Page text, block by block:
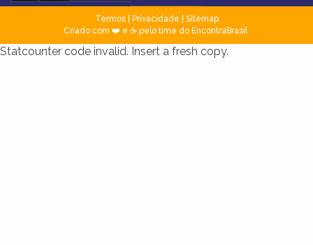
Termos| Privacidade
Sitemap
Criado com ❤️ e ☕ pelo time do EncontraBrasil
Statcounter code invalid. Insert a fresh copy.